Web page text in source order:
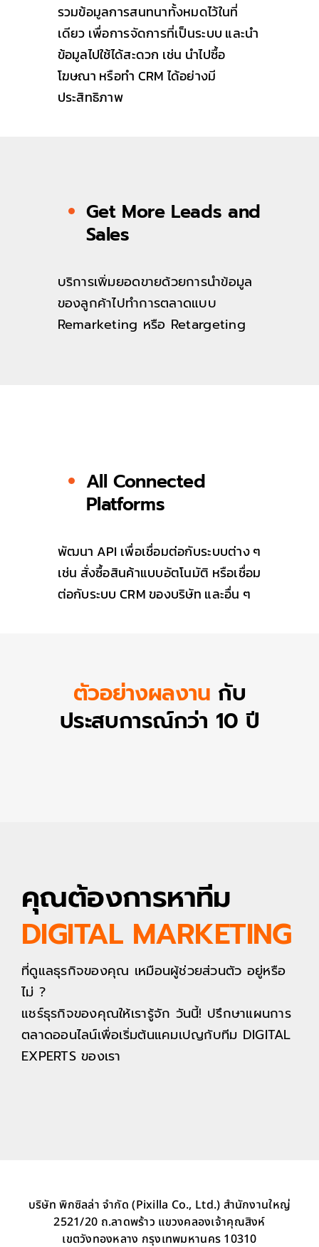
รวมข้อมูลการสนทนาทั้งหมดไว้ในที่
เดียว เพื่อการจัดการที่เป็นระบบ และนำ
ข้อมูลไปใช้ได้สะดวก เช่น นำไปซื้อ
โฆษณา หรือทำ CRM ได้อย่างมี
ประสิทธิภาพ
Get More Leads and
Sales
บริการเพิ่มยอดขายด้วยการนำข้อมูล
ของลูกค้าไปทำการตลาดแบบ
Remarketing หรือ Retargeting
All Connected
Platforms
พัฒนา API เพื่อเชื่อมต่อกับระบบต่าง ๆ
เช่น สั่งซื้อสินค้าแบบอัตโนมัติ หรือเชื่อม
ต่อกับระบบ CRM ของบริษัท และอื่น ๆ
ตัวอย่างผลงาน กับ
ประสบการณ์กว่า 10 ปี
คุณต้องการหาทีม
DIGITAL MARKETING
ที่ดูแลธุรกิจของคุณ เหมือนผู้ช่วยส่วนตัว อยู่หรือ
ไม่ ?
แชร์ธุรกิจของคุณให้เรารู้จัก วันนี้! ปรึกษาแผนการ
ตลาดออนไลน์เพื่อเริ่มต้นแคมเปญกับทีม DIGITAL
EXPERTS ของเรา
บริษัท พิกซิลล่า จำกัด (Pixilla Co., Ltd.) สำนักงานใหญ่
2521/20 ถ.ลาดพร้าว แขวงคลองเจ้าคุณสิงห์
เขตวังทองหลาง กรุงเทพมหานคร 10310